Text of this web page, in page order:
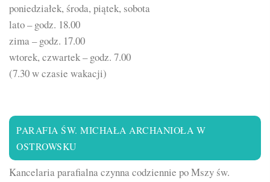
poniedziałek, środa, piątek, sobota
lato – godz. 18.00
zima – godz. 17.00
wtorek, czwartek – godz. 7.00
(7.30 w czasie wakacji)
PARAFIA ŚW. MICHAŁA ARCHANIOŁA W
OSTROWSKU
Kancelaria parafialna czynna codziennie po Mszy św.